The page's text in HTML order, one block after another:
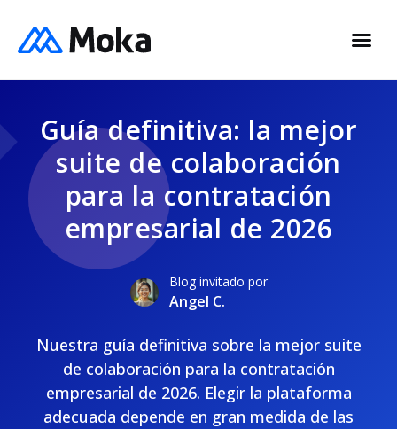
Guía definitiva: la mejor
suite de colaboración
para la contratación
empresarial de 2026
Blog invitado por
Angel C.
Nuestra guía definitiva sobre la mejor suite
de colaboración para la contratación
empresarial de 2026. Elegir la plataforma
adecuada depende en gran medida de las